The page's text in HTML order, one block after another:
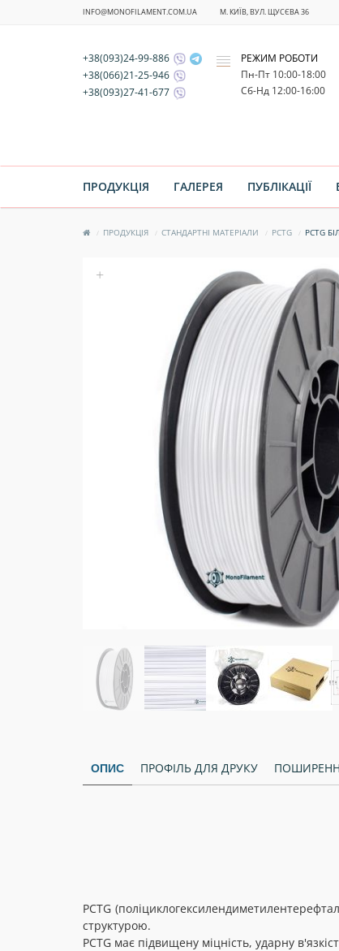
INFO@MONOFILAMENT.COM.UA М. КИЇВ, ВУЛ. ЩУСЄВА 36
+38(093)24-99-886
+38(066)21-25-946
+38(093)27-41-677
РЕЖИМ РОБОТИ
Пн-Пт 10:00-18:00
Cб-Нд 12:00-16:00
ПРОДУКЦІЯ ГАЛЕРЕЯ ПУБЛІКАЦІЇ
ПРОДУКЦІЯ СТАНДАРТНІ МАТЕРІАЛИ PCTG PCTG
+
ОПИС ПРОФІЛЬ ДЛЯ ДРУКУ
PCTG
структурою.
PCTG має підвищену міцність, ударну